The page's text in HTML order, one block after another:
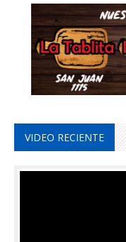
VIDEO RECIENTE